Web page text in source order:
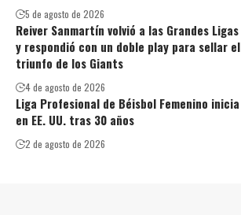
5 de agosto de 2026
Reiver Sanmartín volvió a las Grandes Ligas
y respondió con un doble play para sellar el
triunfo de los Giants
4 de agosto de 2026
Liga Profesional de Béisbol Femenino inicia
en EE. UU. tras 30 años
2 de agosto de 2026